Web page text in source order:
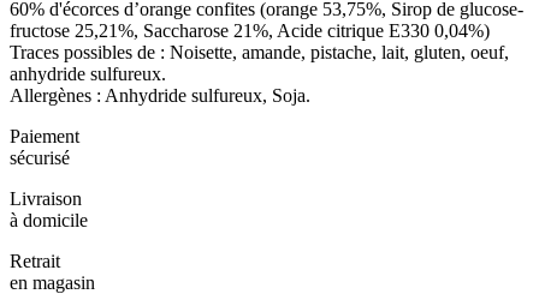
60% d'écorces d’orange confites (orange 53,75%, Sirop de glucose-
fructose 25,21%, Saccharose 21%, Acide citrique E330 0,04%)
Traces possibles de : Noisette, amande, pistache, lait, gluten, oeuf,
anhydride sulfureux.
Allergènes : Anhydride sulfureux, Soja.
Paiement
sécurisé
Livraison
à domicile
Retrait
en magasin